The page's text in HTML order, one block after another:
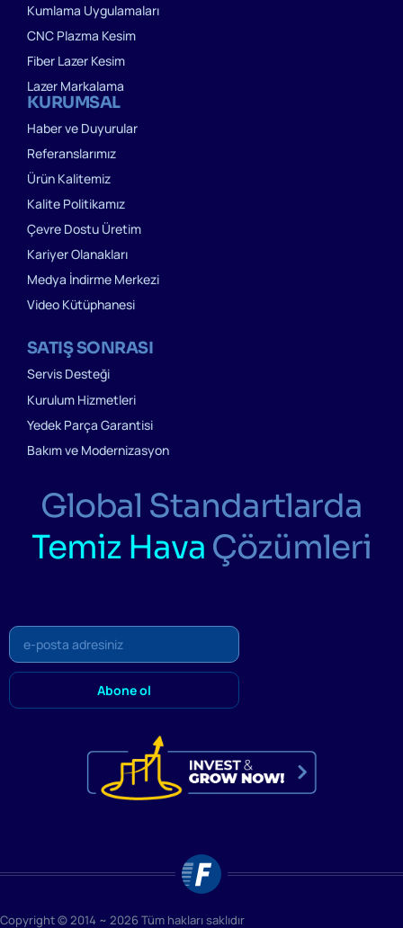
KURUMSAL
Haber ve Duyurular
Referanslarımız
Ürün Kalitemiz
Kalite Politikamız
Çevre Dostu Üretim
Kariyer Olanakları
Medya İndirme Merkezi
Video Kütüphanesi
SATIŞ SONRASI
Servis Desteği
Kurulum Hizmetleri
Yedek Parça Garantisi
Bakım ve Modernizasyon
Kumlama Uygulamaları
CNC Plazma Kesim
Fiber Lazer Kesim
Lazer Markalama
Global Standartlarda
Temiz Hava Çözümleri
Copyright © 2014 ~ 2026 Tüm hakları saklıdır